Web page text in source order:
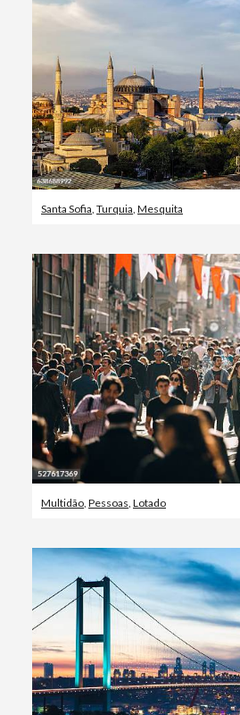
Santa Sofia Turquia Mesquita
Multidão, Pessoas, Lotado